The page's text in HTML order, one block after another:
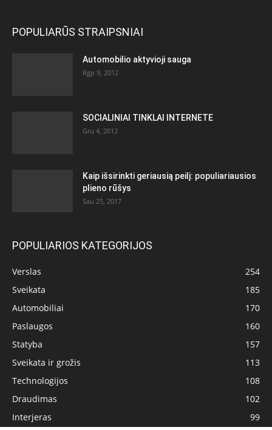
POPULIARŪS STRAIPSNIAI
Automobilio aktyvioji sauga
Rgp 9, 2012
SOCIALINIAI TINKLAI INTERNETE
Gru 4, 2012
Kaip išsirinkti geriausią peilį: populiariausios
plieno rūšys
Sau 25, 2017
POPULIARIOS KATEGORIJOS
Verslas
254
Sveikata
185
Automobiliai
170
Paslaugos
160
Statyba
157
Sveikata ir grožis
113
Technologijos
108
Draudimas
102
Interjeras
99